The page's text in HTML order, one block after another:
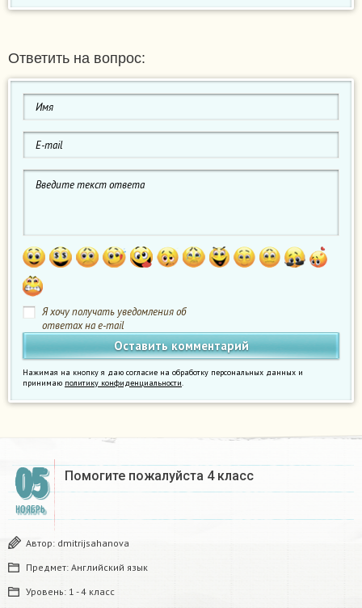
Ответить на вопрос:
Я хочу получать уведомления об
ответах на e-mail
Нажимая на кнопку я даю согласие на обработку персональных данных и
принимаю политику конфиденциальности.
05
НОЯБРЬ
Помогите пожалуйста 4 класс
Автор: dmitrijsahanova
Предмет: Английский язык
Уровень: 1 - 4 класс